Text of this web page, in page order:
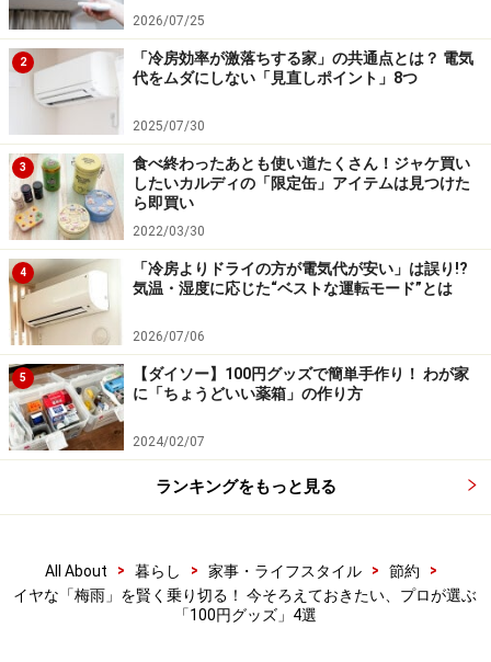
い。
【編集部おすすめの購入サイト】
Amazonで節約対策の書籍をチェック！
楽天市場で節約関連の書籍をチェック！
2026/07/25
2
「冷房効率が激落ちする家」の共通点とは？ 電気
代をムダにしない「見直しポイント」8つ
2025/07/30
3
食べ終わったあとも使い道たくさん！ジャケ買い
したいカルディの「限定缶」アイテムは見つけた
ら即買い
2022/03/30
4
「冷房よりドライの方が電気代が安い」は誤り!?
気温・湿度に応じた“ベストな運転モード”とは
2026/07/06
5
【ダイソー】100円グッズで簡単手作り！ わが家
に「ちょうどいい薬箱」の作り方
2024/02/07
ランキングをもっと見る
All About > 暮らし > 家事・ライフスタイル > 節約
>
イヤな「梅雨」を賢く乗り切る！ 今そろえておきたい、プロが選ぶ
「100円グッズ」4選